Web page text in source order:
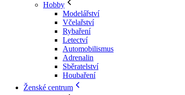
Hobby
Modelářství
Včelařství
Rybaření
Letectví
Automobilismus
Adrenalin
Sběratelství
Houbaření
Ženské centrum